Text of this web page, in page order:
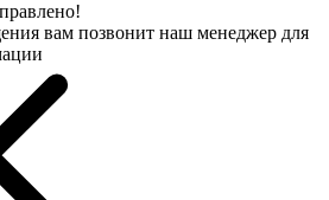
вам позвонит наш менеджер для